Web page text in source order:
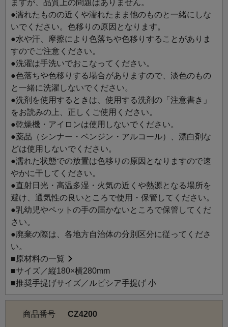
ますが、品質上の問題はありません。
●濡れたものの近くや濡れたまま他のものと一緒にしな
いでください。色移りの原因となります。
●水や汗、摩擦により色落ちや色移りすることがありま
すのでご注意ください。
●洗濯は手洗いでおこなってください。
●色落ちや色移りする場合がありますので、淡色のもの
と一緒に洗濯しないでください。
●洗剤を使用するときは、使用する洗剤の「注意書き」
をお読みの上、正しくご使用ください。
●乾燥機・アイロンは使用しないでください。
●薬品（シンナー・ベンジン・アルコール）、漂白剤な
どは使用しないでください。
●濡れた状態での放置は色移りの原因となりますので速
やかに干してください。
●直射日光・高温多湿・火気の近くや熱源となる場所を
避け、通気性の良いところで使用・保管してください。
●乳幼児やペットの手の届かないところで保管してくだ
さい。
●廃棄の際は、各地方自治体の分別区分に従ってくださ
い。
■原材料の一覧
■サイズ／縦180×横280mm
■推奨手提げサイズ／ルピシア手提げ 小
商品番号
CZ4200